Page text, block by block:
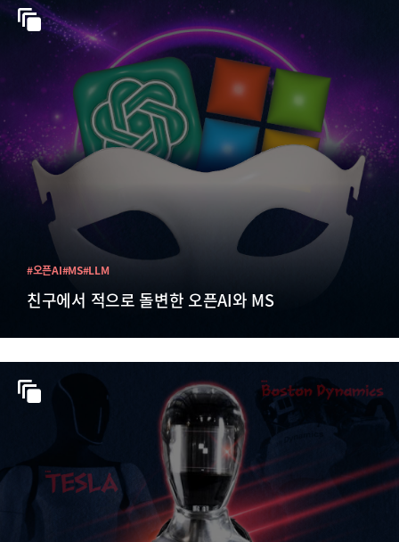
친구에서 적으로 돌변한 오픈AI와 MS
#오픈AI#MS#LLM